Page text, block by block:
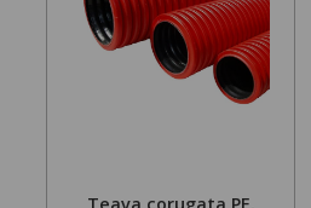
Teava corugata PE,